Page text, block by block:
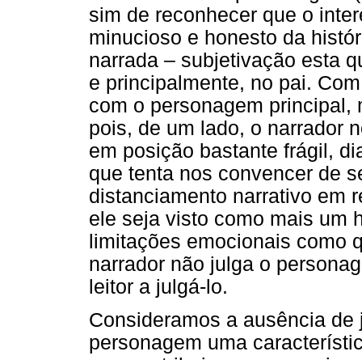
sim de reconhecer que o
minucioso e honesto da
narrada – subjetivação esta
e principalmente, no pai.
com o personagem
pois, de um lado, o narrador
em posição bastante frágil,
que tenta nos convencer de
distanciamento narrativo em
ele seja visto como mais um
limitações emocionais como
narrador não julga o
leitor a julgá-lo.
Consideramos a ausência
personagem uma